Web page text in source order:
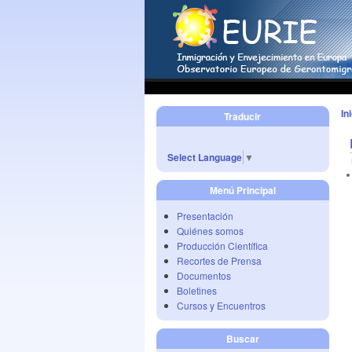
Traducir
Select Language ▼
Menú Principal
Presentación
Quiénes somos
Producción Científica
Recortes de Prensa
Documentos
Boletines
Cursos y Encuentros
Buscar